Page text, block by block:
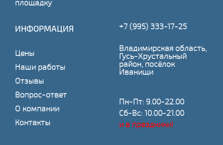
площадку
ИНФОРМАЦИЯ
Цены
Наши работы
Отзывы
Вопрос-ответ
О компании
Контакты
+7 (995) 333-17-25
Владимирская область,
Гусь-Хрустальный
район, посёлок
Иванищи
Пн-Пт: 9.00-22.00
Сб-Вс: 10.00-21.00
и в праздники!